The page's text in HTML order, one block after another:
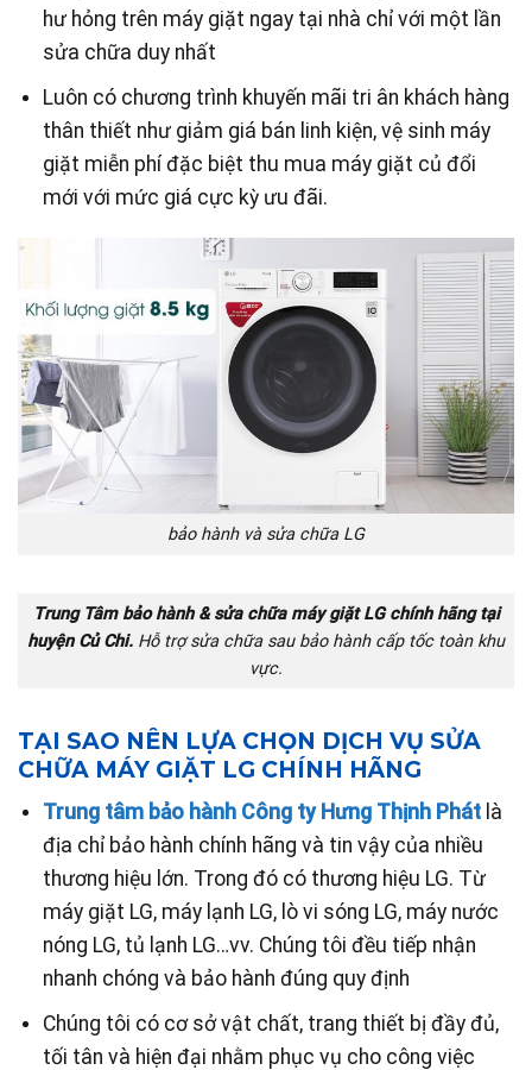
hư hỏng trên máy giặt ngay tại nhà chỉ với một lần
sửa chữa duy nhất
Luôn có chương trình khuyến mãi tri ân khách hàng
thân thiết như giảm giá bán linh kiện, vệ sinh máy
giặt miễn phí đặc biệt thu mua máy giặt củ đổi
mới với mức giá cực kỳ ưu đãi.
bảo hành và sửa chữa LG
Trung Tâm bảo hành & sửa chữa máy giặt LG chính hãng tại
huyện Củ Chi. Hỗ trợ sửa chữa sau bảo hành cấp tốc toàn khu
vực.
TẠI SAO NÊN LỰA CHỌN DỊCH VỤ SỬA
CHỮA MÁY GIẶT LG CHÍNH HÃNG
Trung tâm bảo hành Công ty Hưng Thịnh Phátlà
địa chỉ bảo hành chính hãng và tin vậy của nhiều
thương hiệu lớn. Trong đó có thương hiệu LG. Từ
máy giặt LG, máy lạnh LG, lò vi sóng LG, máy nước
nóng LG, tủ lạnh LG…vv. Chúng tôi đều tiếp nhận
nhanh chóng và bảo hành đúng quy định
Chúng tôi có cơ sở vật chất, trang thiết bị đầy đủ,
tối tân và hiện đại nhằm phục vụ cho công việc